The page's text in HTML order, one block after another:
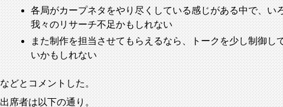
各局がカープネタをやり尽くしている感じがある中で、
我々のリサーチ不足かもしれない
また制作を担当させてもらえるなら、トークを少し制御
いかもしれない
などとコメントした。
出席者は以下の通り。